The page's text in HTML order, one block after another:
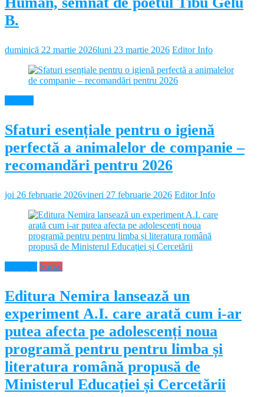
B.
duminică 22 martie 2026luni 23 martie 2026 Editor Info
Sfaturi esențiale pentru o igienă
perfectă a animalelor de companie –
recomandări pentru 2026
joi 26 februarie 2026vineri 27 februarie 2026 Editor Info
Social
Editura Nemira lansează un
experiment A.I. care arată cum i-ar
putea afecta pe adolescenți noua
programă pentru pentru limba și
literatura română propusă de
Ministerul Educației și Cercetării